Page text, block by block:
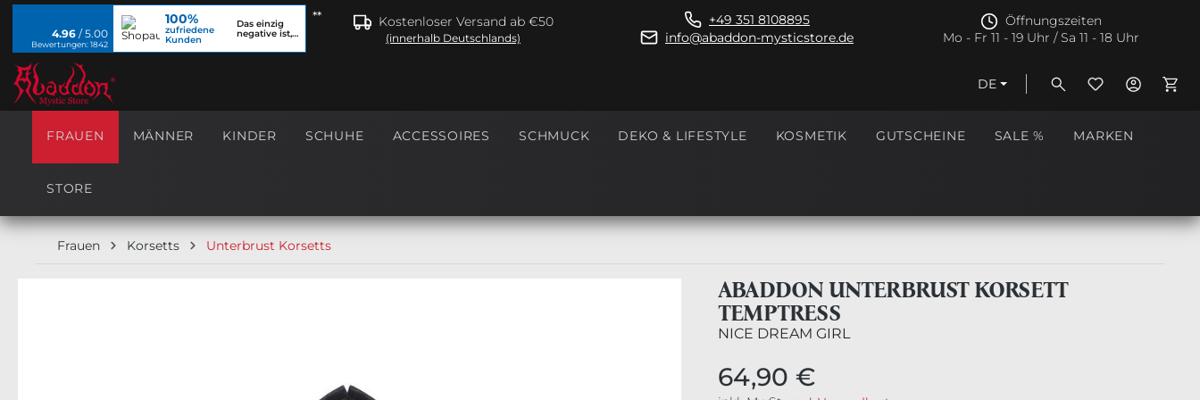
Zur Hauptnavigation springen **
4.96 / 5.00
Bewertungen: 1842
100%
zufriedene
Kunden
Das einzig
negative ist,
Kostenloser Versand ab €50
(innerhalb Deutschlands)
+49 351 8108895
info@abaddon-mysticstore.de
Öffnungszeiten
Mo - Fr 11 - 19 Uhr / Sa 11 - 18 Uhr
DE
FRAUEN MÄNNER KINDER SCHUHE ACCESSOIRES SCHMUCK DEKO & LIFESTYLE KOSMETIK GUTSCHEINE SALE % MARKEN
STORE
Frauen Korsetts Unterbrust Korsetts
ABADDON UNTERBRUST KORSETT
TEMPTRESS
NICE DREAM GIRL
64,90 €